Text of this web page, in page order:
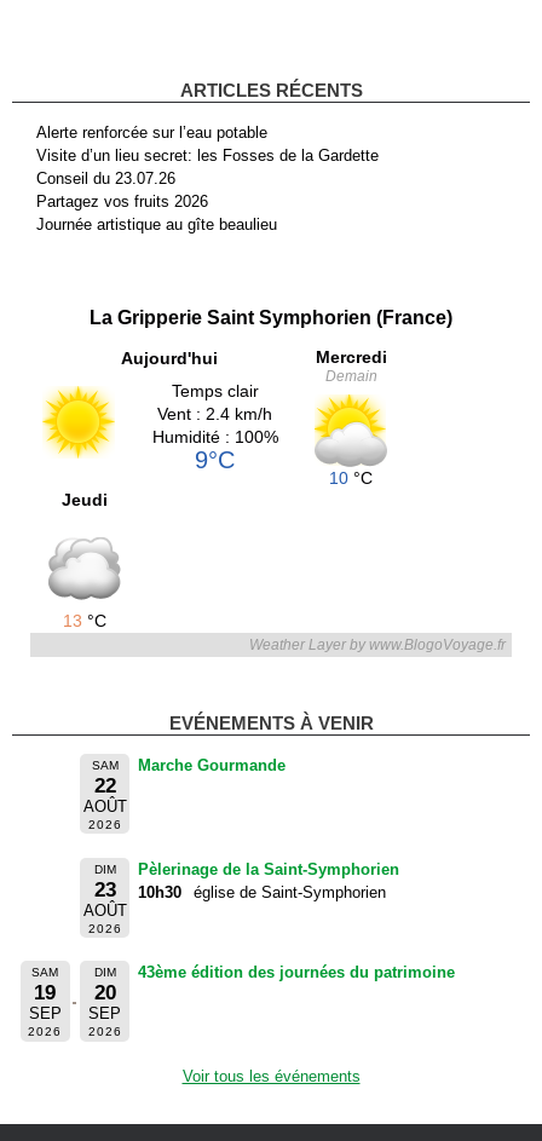
ARTICLES RÉCENTS
Alerte renforcée sur l’eau potable
Visite d’un lieu secret: les Fosses de la Gardette
Conseil du 23.07.26
Partagez vos fruits 2026
Journée artistique au gîte beaulieu
La Gripperie Saint Symphorien (France)
Aujourd'hui
Temps clair
Vent : 2.4 km/h
Humidité : 100%
9°C
Mercredi
Demain
10 °C
Jeudi
13 °C
Weather Layer by www.BlogoVoyage.fr
EVÉNEMENTS À VENIR
SAM
22
AOÛT
2026
Marche Gourmande
DIM
23
AOÛT
2026
Pèlerinage de la Saint-Symphorien
10h30
église de Saint-Symphorien
SAM
19
SEP
2026
DIM
20
SEP
2026
43ème édition des journées du patrimoine
Voir tous les événements